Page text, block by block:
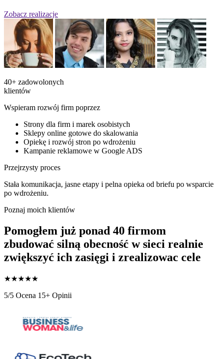
Zobacz realizacje
40+ zadowolonych
klientów
Wspieram rozwój firm poprzez
Strony dla firm i marek osobistych
Sklepy online gotowe do skalowania
Opiekę i rozwój stron po wdrożeniu
Kampanie reklamowe w Google ADS
Przejrzysty proces
Stała komunikacja, jasne etapy i pelna opieka od briefu po wsparcie
po wdrożeniu.
Poznaj moich klientów
Pomogłem już ponad 40 firmom
zbudować silną obecność w sieci realnie
zwiększyć ich zasięgi i zrealizowac cele
★★★★★
5/5 Ocena 15+ Opinii